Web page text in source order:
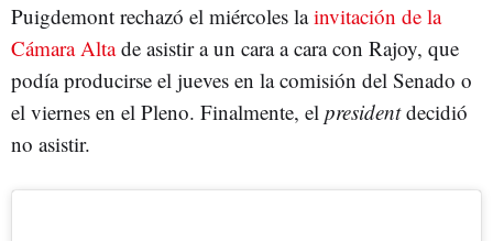
Puigdemont rechazó el miércoles lainvitación de la
Cámara Altade asistir a un cara a cara con Rajoy, que
podía producirse el jueves en la comisión del Senado o
el viernes en el Pleno. Finalmente, el presidentdecidió
no asistir.